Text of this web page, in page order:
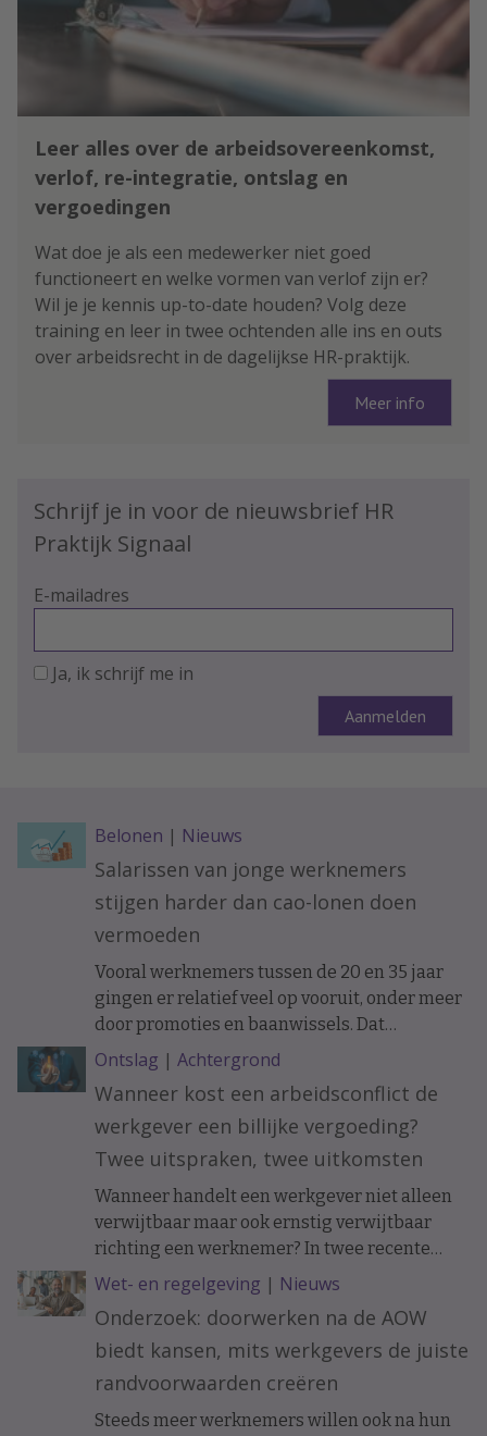
Leer alles over de arbeidsovereenkomst,
verlof, re-integratie, ontslag en
vergoedingen
Wat doe je als een medewerker niet goed
functioneert en welke vormen van verlof zijn er?
Wil je je kennis up-to-date houden? Volg deze
training en leer in twee ochtenden alle ins en outs
over arbeidsrecht in de dagelijkse HR-praktijk.
Meer info
Schrijf je in voor de nieuwsbrief HR
Praktijk Signaal
E-mailadres
Ja, ik schrijf me in
Belonen | Nieuws
Salarissen van jonge werknemers
stijgen harder dan cao-lonen doen
vermoeden
Vooral werknemers tussen de 20 en 35 jaar
gingen er relatief veel op vooruit, onder meer
door promoties en baanwissels. Dat
constateren economen van ABN Amro in
vakblad ESB, meldt De Telegraaf.
Ontslag | Achtergrond
Wanneer kost een arbeidsconflict de
werkgever een billijke vergoeding?
Twee uitspraken, twee uitkomsten
Wanneer handelt een werkgever niet alleen
verwijtbaar maar ook ernstig verwijtbaar
richting een werknemer? In twee recente
uitspraken werd de arbeidsovereenkomst
ontbonden op initiatief van de werknemer. In
het ene geval moest de werkgever een forse
billijke vergoeding betalen, in het andere
geval hoefde dat niet.
Wet- en regelgeving | Nieuws
Onderzoek: doorwerken na de AOW
biedt kansen, mits werkgevers de juiste
randvoorwaarden creëren
Steeds meer werknemers willen ook na hun